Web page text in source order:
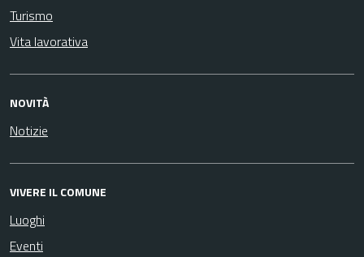
Turismo
Vita lavorativa
NOVITÀ
Notizie
VIVERE IL COMUNE
Luoghi
Eventi